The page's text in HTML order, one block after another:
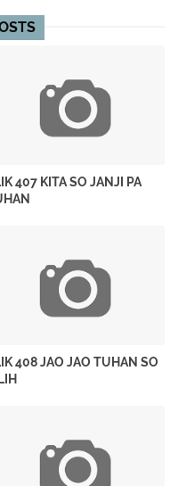
407 KITA SO JANJI PA
408 JAO JAO TUHAN SO